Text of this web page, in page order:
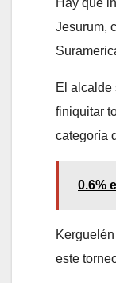
Hay que
Jesurum,
El alcalde
finiquitar
categoría
0.6%
este